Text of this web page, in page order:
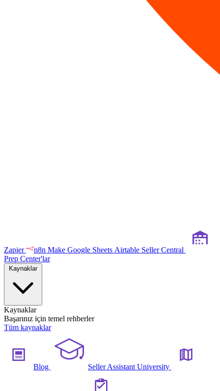
Zapier n8n Make Google Sheets Airtable Seller Central
Prep Center'lar
Kaynaklar
Kaynaklar
Başarınız için temel rehberler
Tüm kaynaklar
Blog Seller Assistant University